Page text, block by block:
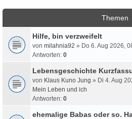
Themen
Hilfe, bin verzweifelt
von milahnia92 » Do 6. Aug 2026,
Antworten: 0
Lebensgeschichte
von Klaus Kuno Jung » Di 4. Aug
Mein Leben und ich
Antworten: 0
ehemalige Babas oder so.